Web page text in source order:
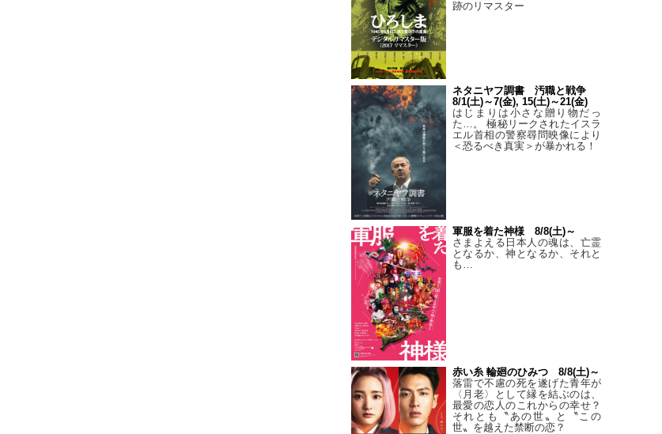
跡のリマスター
ネタニヤフ調書 汚職と戦争
8/1(土)～7(金), 15(土)～21(金)
はじまりは小さな贈り物だっ
た…。 極秘リークされたイスラ
エル首相の警察尋問映像により
＜恐るべき真実＞が暴かれる！
軍服を着た神様 8/8(土)～
さまよえる日本人の魂は、亡霊
となるか、神となるか、それと
も…
赤い糸 輪廻のひみつ 8/8(土)～
落雷で不慮の死を遂げた青年が
〈月老〉として縁を結ぶのは、
最愛の恋人のこれからの幸せ？
それとも〝あの世〟と〝この
世〟を越えた禁断の恋？